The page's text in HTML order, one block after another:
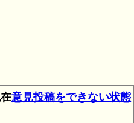
意見投稿をできない状態